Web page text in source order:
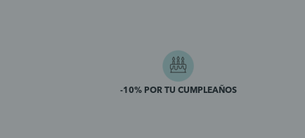
-10% POR TU CUMPLEAÑOS